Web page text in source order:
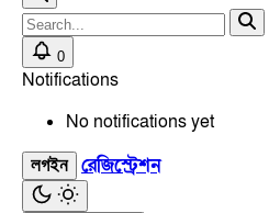
0
Notifications
No notifications yet
লগইন রেজিস্ট্রেশন